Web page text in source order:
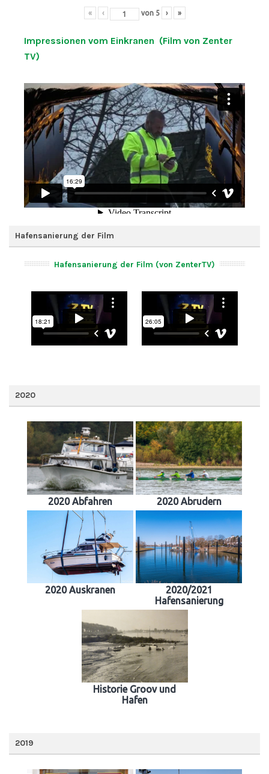
« ‹ von 5 › »
Impressionen vom Einkranen (Film von Zenter
TV)
Hafensanierung der Film
Hafensanierung der Film (von ZenterTV)
2020
2020 Abfahren 2020 Abrudern
2020 Auskranen
2020/2021
Hafensanierung
Historie Groov und
Hafen
2019